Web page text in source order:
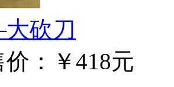
砍刀
：
￥418元